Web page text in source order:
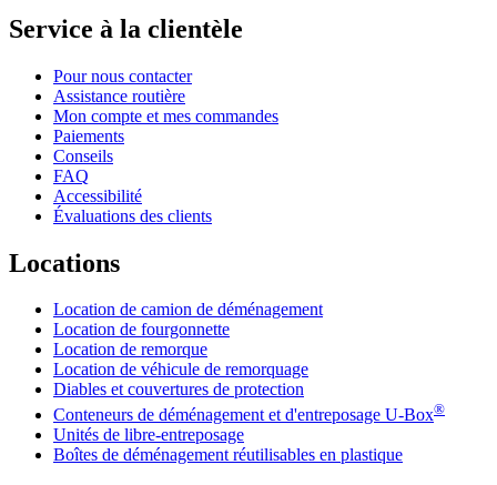
Service à la clientèle
Pour nous contacter
Assistance routière
Mon compte et mes commandes
Paiements
Conseils
FAQ
Accessibilité
Évaluations des clients
Locations
Location de camion de déménagement
Location de fourgonnette
Location de remorque
Location de véhicule de remorquage
Diables et couvertures de protection
Conteneurs de déménagement et d'entreposage U-Box®
Unités de libre-entreposage
Boîtes de déménagement réutilisables en plastique